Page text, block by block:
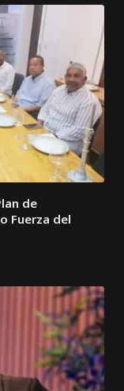
de
Fuerza del